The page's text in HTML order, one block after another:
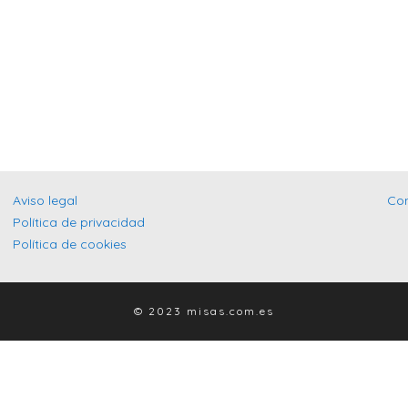
Aviso legal
Política de privacidad
Política de cookies
© 2023 misas.com.es